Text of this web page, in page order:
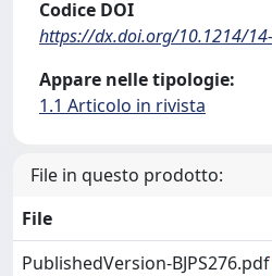
Codice DOI
https://dx.doi.org/10.1214/14-
Appare nelle tipologie:
1.1 Articolo in rivista
File in questo prodotto:
File
PublishedVersion-BJPS276.pdf